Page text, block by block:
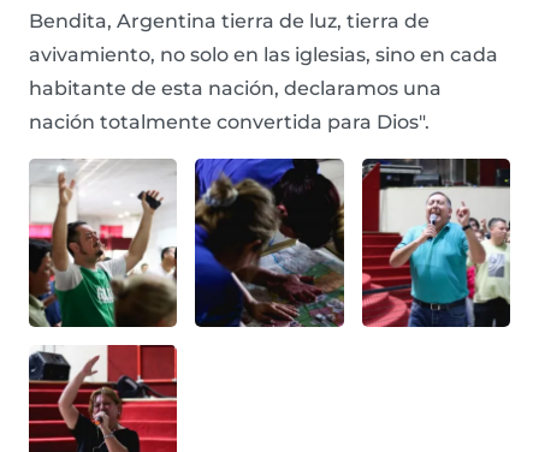
Bendita, Argentina tierra de luz, tierra de
avivamiento, no solo en las iglesias, sino en cada
habitante de esta nación, declaramos una
nación totalmente convertida para Dios".